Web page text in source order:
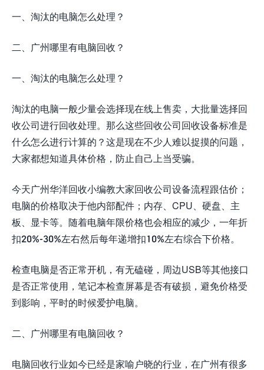
一、 淘汰的电脑怎么处理？
二、 广州哪里有电脑回收？
一、 淘汰的电脑怎么处理？
淘汰的电脑一般少量会选择现在线上售卖，大批量选择回
收公司进行回收处理。那么这些回收公司回收设备标准是
什么怎么进行计算的？这是现在不少人难以捉摸的问题，
大家都想知道具体价格，防止自己上当受骗。
今天广州华洋回收小编教大家回收公司设备流程跟估价；
电脑的价格取决于他内部配件；内存、 CPU 、硬盘、主
板、显卡等。随着电脑年限价格也会相应的减少，一年折
扣20%-30%左右然后每年递增扣10%左右综合下价格。
检查电脑是否正常开机，有无磕碰，周边USB等其他接口
是否正常使用，笔记本检查屏幕是否有破损，避免价格受
到影响，平时的时候爱护电脑。
二、 广州哪里有电脑回收？
电脑回收行业如今已经是家喻户晓的行业，在广州有很多